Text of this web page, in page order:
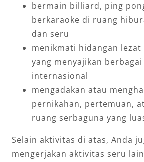
bermain billiard, ping
berkaraoke di ruang
dan seru
menikmati hidangan
yang menyajikan
internasional
mengadakan atau
pernikahan, pertemuan,
ruang serbaguna yang
Selain aktivitas di atas, Anda
mengerjakan aktivitas seru